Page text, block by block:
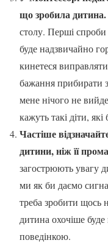
що зробила дитина.
столу. Перші
буде надзвичайно
кинетеся
бажання прибирати
мене нічого не
кажуть такі діти,
Частіше
дитини, ніж її
загострюють увагу
ми як би даємо
треба зробити щось
дитина охочіше
поведінкою.